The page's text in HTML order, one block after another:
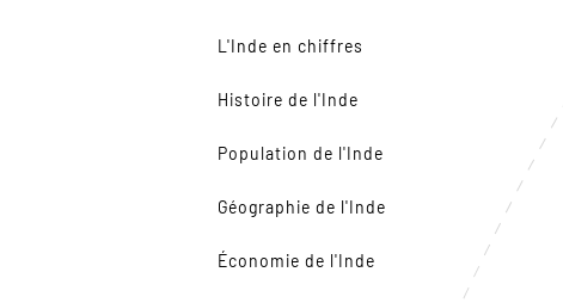
L'Inde en chiffres
Histoire de l'Inde
Population de l'Inde
Géographie de l'Inde
Économie de l'Inde